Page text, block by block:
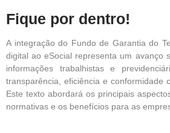
Fique por dentro!
A integração do Fundo de Garantia do
digital ao eSocial representa um avanço
informações trabalhistas e
transparência, eficiência e conformidade
Este texto abordará os principais
normativas e os benefícios para as